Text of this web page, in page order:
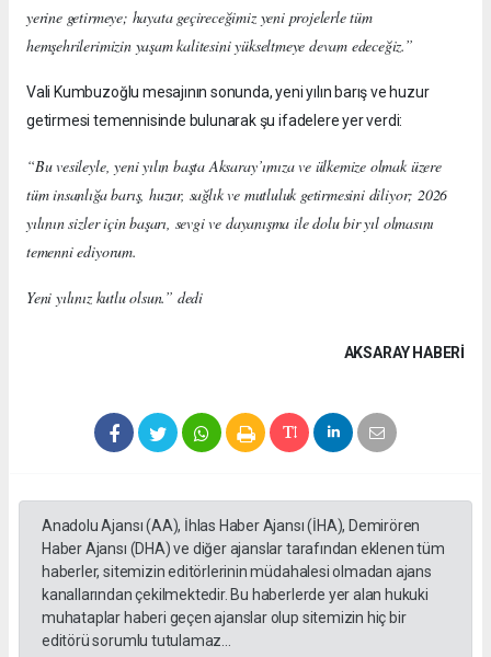
yerine getirmeye; hayata geçireceğimiz yeni projelerle tüm
hemşehrilerimizin yaşam kalitesini yükseltmeye devam edeceğiz.”
Vali Kumbuzoğlu mesajının sonunda, yeni yılın barış ve huzur
getirmesi temennisinde bulunarak şu ifadelere yer verdi:
“Bu vesileyle, yeni yılın başta Aksaray’ımıza ve ülkemize olmak üzere
tüm insanlığa barış, huzur, sağlık ve mutluluk getirmesini diliyor; 2026
yılının sizler için başarı, sevgi ve dayanışma ile dolu bir yıl olmasını
temenni ediyorum.
Yeni yılınız kutlu olsun.” dedi
AKSARAY HABERİ
Anadolu Ajansı (AA), İhlas Haber Ajansı (İHA), Demirören
Haber Ajansı (DHA) ve diğer ajanslar tarafından eklenen tüm
haberler, sitemizin editörlerinin müdahalesi olmadan ajans
kanallarından çekilmektedir. Bu haberlerde yer alan hukuki
muhataplar haberi geçen ajanslar olup sitemizin hiç bir
editörü sorumlu tutulamaz...